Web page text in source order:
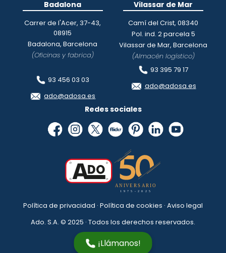
¡Llámanos!
Badalona
Carrer de l'Acer, 37-43,
08915
Badalona, Barcelona
(Oficinas y fabrica)
93 456 03 03
ado@adosa.es
Vilassar de Mar
Camí del Crist, 08340
Pol. ind. 2 parcela 5
Vilassar de Mar, Barcelona
(Almacén logístico)
93 395 79 17
ado@adosa.es
Redes sociales
Política de privacidad · Política de cookies · Aviso legal
Ado. S.A. © 2025 · Todos los derechos reservados.